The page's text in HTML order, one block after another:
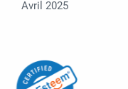
Avril 2025